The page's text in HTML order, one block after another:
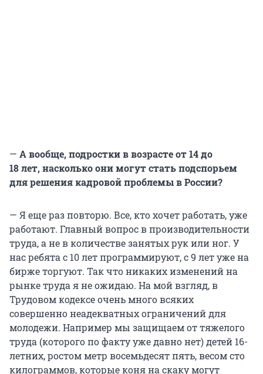
— А вообще, подростки в возрасте от 14 до
18 лет, насколько они могут стать подспорьем
для решения кадровой проблемы в России?
— Я еще раз повторю. Все, кто хочет работать, уже
работают. Главный вопрос в производительности
труда, а не в количестве занятых рук или ног. У
нас ребята с 10 летпрограммируют, с9 летуже на
бирже торгуют. Так что никаких изменений на
рынке труда я не ожидаю. На мой взгляд, в
Трудовом кодексе очень много всяких
совершенно неадекватных ограничений для
молодежи. Например мы защищаем от тяжелого
труда (которого по факту уже давно нет) детей 16-
летних, ростом метр восемьдесят пять, весом сто
килограммов, которые коня на скаку могут